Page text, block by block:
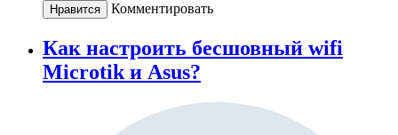
Нравится Комментировать
Как настроить бесшовный wifi
Microtik и Asus?